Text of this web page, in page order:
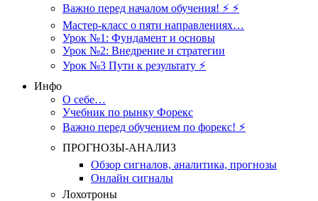
Важно перед началом обучения! ⚡ ⚡
Мастер-класс о пяти направлениях…
Урок №1: Фундамент и основы
Урок №2: Внедрение и стратегии
Урок №3 Пути к результату ⚡️
Инфо
О себе…
Учебник по рынку Форекс
Важно перед обучением по форекс! ⚡
ПРОГНОЗЫ-АНАЛИЗ
Обзор сигналов, аналитика, прогнозы
Онлайн сигналы
Лохотроны